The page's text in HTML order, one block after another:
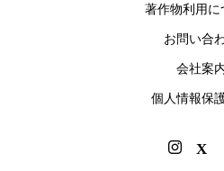
著作物利用に
お問い合
会社案
個人情報保